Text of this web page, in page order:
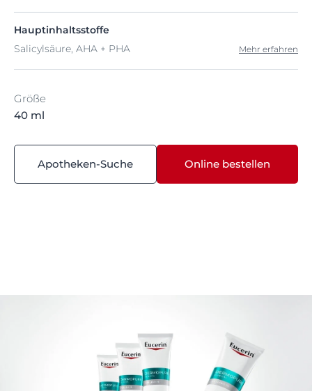
Hauptinhaltsstoffe
Salicylsäure, AHA + PHA
Mehr erfahren
Größe
40 ml
Apotheken-Suche Online bestellen